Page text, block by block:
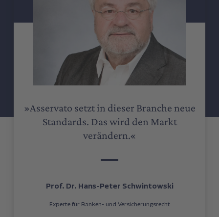
»Asservato setzt in dieser Branche neue
Standards. Das wird den Markt
verändern.«
Prof. Dr. Hans-Peter Schwintowski
Experte für Banken- und Versicherungsrecht